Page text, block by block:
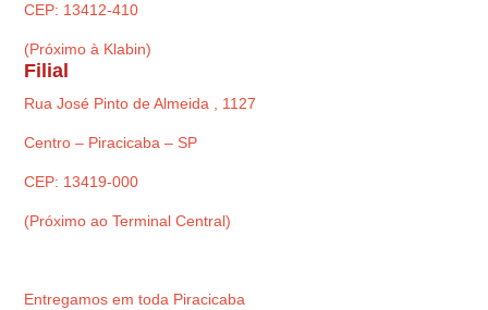
CEP: 13412-410
(Próximo à Klabin)
Filial
Rua José Pinto de Almeida , 1127
Centro – Piracicaba – SP
CEP: 13419-000
(Próximo ao Terminal Central)
Entregamos em toda Piracicaba